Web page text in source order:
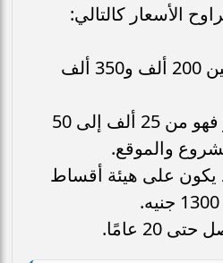
الأسعار كالتالي:
سعر الوحدة يكون بين 200 ألف و350 ألف
أما عن مقدم الحجز فهو من 25 ألف إلى 50
والموقع.
يكون على هيئة أقساط
20 عامًا.